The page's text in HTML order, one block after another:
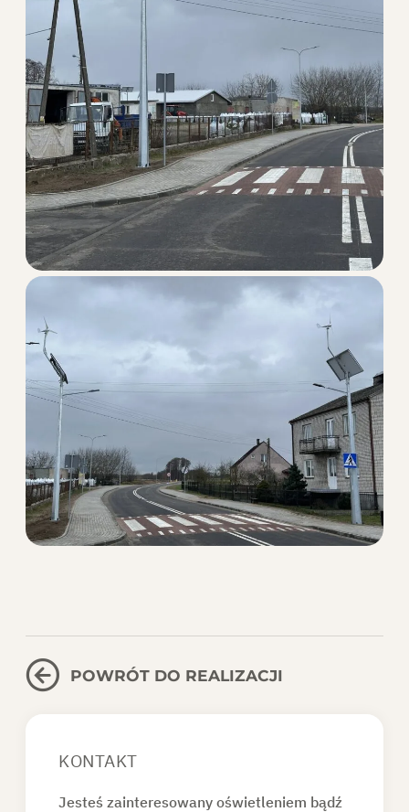
POWRÓT DO REALIZACJI
KONTAKT
Jesteś zainteresowany oświetleniem bądź